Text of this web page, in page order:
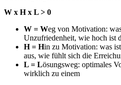
W x H x L > 0
W = Weg von Motivation:
Unzufriedenheit, wie hoch ist
H = Hin zu Motivation: was
aus, wie fühlt sich die
L = Lösungsweg: optimales
wirklich zu einem